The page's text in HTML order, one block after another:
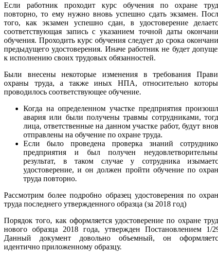
Если работник проходит курс обучения по охране
повторно, то ему нужно вновь успешно сдать экзамен.
того, как экзамен успешно сдан, в удостоверение
соответствующая запись с указанием точной даты
обучения. Проходить курс обучения следует до срока
предыдущего удостоверения. Иначе работник не будет
к исполнению своих трудовых обязанностей.
Были внесены некоторые изменения в требования
охраны труда, а также иных НПА, относительно
проводилось соответствующее обучение.
Когда на определенном участке предприятия
авария или были получены травмы сотрудниками,
лица, ответственные на данном участке работ, будут
отправлены на обучение по охране труда.
Если было проведена проверка знаний
предприятия и был получен
результат, в таком случае у сотрудника
удостоверение, и он должен пройти обучение по
труда повторно.
Рассмотрим более подробно образец удостоверения по
труда последнего утвержденного образца (за 2018 год)
Порядок того, как оформляется удостоверение по охране
нового образца 2018 года, утвержден Постановлением 1/
Данный документ довольно объемный, он
идентично приложенному образцу.